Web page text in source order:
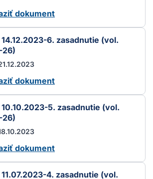
dokument
6. zasadnutie (vol.
26)
dokument
5. zasadnutie (vol.
26)
dokument
4. zasadnutie (vol.